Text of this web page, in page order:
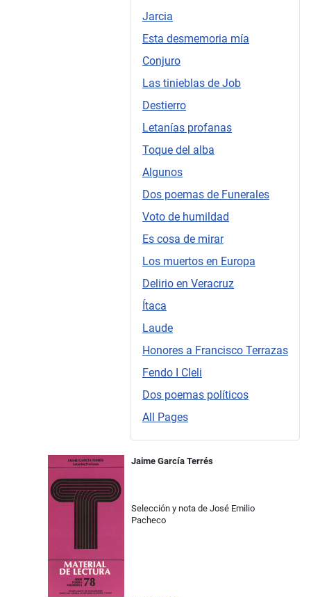
Jarcia
Esta desmemoria mía
Conjuro
Las tinieblas de Job
Destierro
Letanías profanas
Toque del alba
Algunos
Dos poemas de Funerales
Voto de humildad
Es cosa de mirar
Los muertos en Europa
Delirio en Veracruz
Ítaca
Laude
Honores a Francisco Terrazas
Fendo I CIeli
Dos poemas políticos
All Pages
Jaime García Terrés
Selección y nota de José Emilio
Pacheco